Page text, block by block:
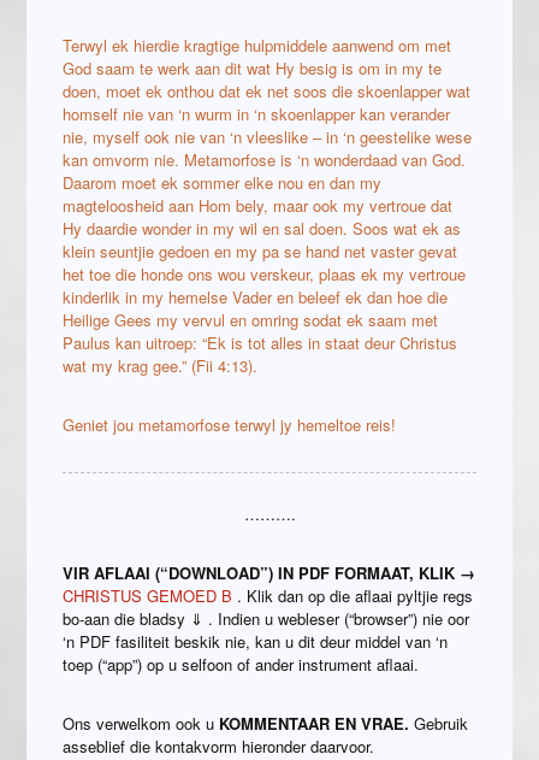
Terwyl ek hierdie kragtige hulpmiddele aanwend om met
God saam te werk aan dit wat Hy besig is om in my te
doen, moet ek onthou dat ek net soos die skoenlapper wat
homself nie van ‘n wurm in ‘n skoenlapper kan verander
nie, myself ook nie van ‘n vleeslike – in ‘n geestelike wese
kan omvorm nie. Metamorfose is ‘n wonderdaad van God.
Daarom moet ek sommer elke nou en dan my
magteloosheid aan Hom bely, maar ook my vertroue dat
Hy daardie wonder in my wil en sal doen. Soos wat ek as
klein seuntjie gedoen en my pa se hand net vaster gevat
het toe die honde ons wou verskeur, plaas ek my vertroue
kinderlik in my hemelse Vader en beleef ek dan hoe die
Heilige Gees my vervul en omring sodat ek saam met
Paulus kan uitroep: “Ek is tot alles in staat deur Christus
wat my krag gee.” (Fii 4:13).
Geniet jou metamorfose terwyl jy hemeltoe reis!
……….
VIR AFLAAI (“DOWNLOAD”) IN PDF FORMAAT, KLIK →
CHRISTUS GEMOED B . Klik dan op die aflaai pyltjie regs
bo-aan die bladsy ⇓ . Indien u webleser (“browser”) nie oor
‘n PDF fasiliteit beskik nie, kan u dit deur middel van ‘n
toep (“app”) op u selfoon of ander instrument aflaai.
Ons verwelkom ook u KOMMENTAAR EN VRAE.Gebruik
asseblief die kontakvorm hieronder daarvoor.